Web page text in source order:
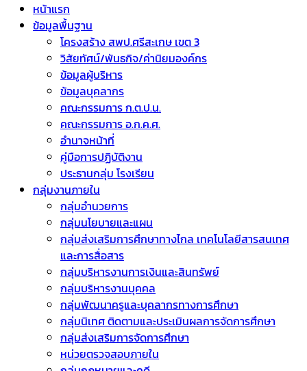
หน้าแรก
ข้อมูลพื้นฐาน
โครงสร้าง สพป.ศรีสะเกษ เขต 3
วิสัยทัศน์/พันธกิจ/ค่านิยมองค์กร
ข้อมูลผู้บริหาร
ข้อมูลบุคลากร
คณะกรรมการ ก.ต.ป.น.
คณะกรรมการ อ.ก.ค.ศ.
อำนาจหน้าที่
คู่มือการปฏิบัติงาน
ประธานกลุ่ม โรงเรียน
กลุ่มงานภายใน
กลุ่มอำนวยการ
กลุ่มนโยบายและแผน
กลุ่มส่งเสริมการศึกษาทางไกล เทคโนโลยีสารสนเทศ
และการสื่อสาร
กลุ่มบริหารงานการเงินและสินทรัพย์
กลุ่มบริหารงานบุคคล
กลุ่มพัฒนาครูและบุคลากรทางการศึกษา
กลุ่มนิเทศ ติดตามและประเมินผลการจัดการศึกษา
กลุ่มส่งเสริมการจัดการศึกษา
หน่วยตรวจสอบภายใน